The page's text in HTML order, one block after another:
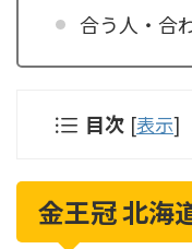
合う人・合
目次 [表示]
金王冠 北海